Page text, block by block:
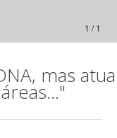
1 / 1
mas atua